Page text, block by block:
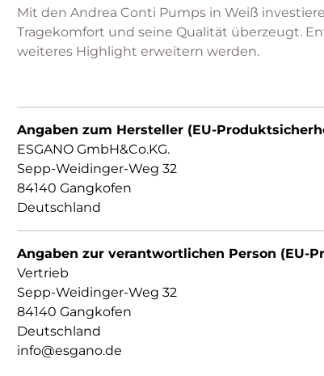
Mit den Andrea Conti Pumps in Weiß
Tragekomfort und seine Qualität überzeugt.
weiteres Highlight erweitern werden.
Angaben zum Hersteller (EU-
ESGANO GmbH&Co.KG.
Sepp-Weidinger-Weg 32
84140 Gangkofen
Deutschland
Angaben zur verantwortlichen Person (EU-
Vertrieb
Sepp-Weidinger-Weg 32
84140 Gangkofen
Deutschland
info@esgano.de